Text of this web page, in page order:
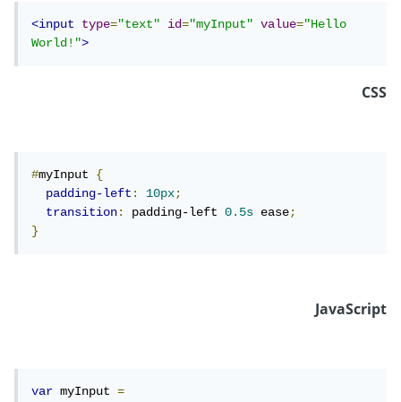
<input type="text" id="myInput" value="Hello
World!">
CSS
#myInput {
padding-left: 10px;
transition: padding-left 0.5s ease;
}
JavaScript
var myInput =